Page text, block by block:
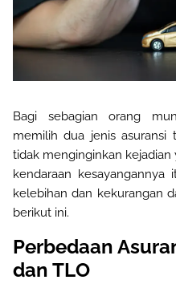
Bagi sebagian orang
memilih dua jenis asuransi
tidak menginginkan
kendaraan
kelebihan dan kekurangan
berikut ini.
Perbedaan
dan TLO